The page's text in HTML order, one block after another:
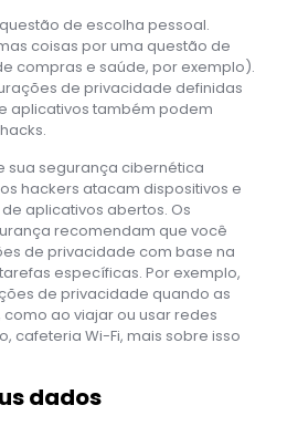
de escolha pessoal.
coisas por uma questão de
compras e saúde, por exemplo).
de privacidade definidas
aplicativos também podem
sua segurança cibernética
hackers atacam dispositivos e
aplicativos abertos. Os
recomendam que você
de privacidade com base na
específicas. Por exemplo,
de privacidade quando as
ao viajar ou usar redes
cafeteria Wi-Fi, mais sobre isso
dados